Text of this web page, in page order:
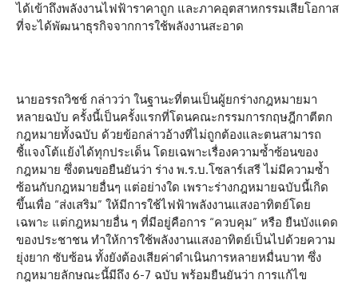
ได้เข้าถึงพลังงานไฟฟ้าราคาถูก และภาคอุตสาหกรรมเสียโอกาส
ที่จะได้พัฒนาธุรกิจจากการใช้พลังงานสะอาด
นายอรรถวิชช์ กล่าวว่า ในฐานะที่ตนเป็นผู้ยกร่างกฎหมายมา
หลายฉบับ ครั้งนี้เป็นครั้งแรกที่โดนคณะกรรมการกฤษฎีกาตีตก
กฎหมายทั้งฉบับ ด้วยข้อกล่าวอ้างที่ไม่ถูกต้องและตนสามารถ
ชี้แจงโต้แย้งได้ทุกประเด็น โดยเฉพาะเรื่องความซ้ำซ้อนของ
กฎหมาย ซึ่งตนขอยืนยันว่า ร่าง พ.ร.บ.โซลาร์เสรี ไม่มีความซ้ำ
ซ้อนกับกฎหมายอื่นๆ แต่อย่างใด เพราะร่างกฎหมายฉบับนี้เกิด
ขึ้นเพื่อ “ส่งเสริม” ให้มีการใช้ไฟฟ้าพลังงานแสงอาทิตย์โดย
เฉพาะ แต่กฎหมายอื่น ๆ ที่มีอยู่คือการ “ควบคุม” หรือ ยืนบังแดด
ของประชาชน ทำให้การใช้พลังงานแสงอาทิตย์เป็นไปด้วยความ
ยุ่งยาก ซับซ้อน ทั้งยังต้องเสียค่าดำเนินการหลายหมื่นบาท ซึ่ง
กฎหมายลักษณะนี้มีถึง 6-7 ฉบับ พร้อมยืนยันว่า การแก้ไข